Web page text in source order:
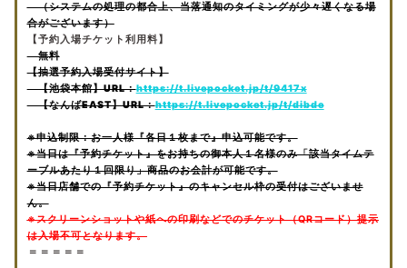
（システムの処理の都合上、当落通知のタイミングが少々遅くなる場
合がございます）
【予約入場チケット利用料】
無料
【抽選予約入場受付サイト】
【池袋本館】URL：https://t.livepocket.jp/t/9417x
【なんばEAST】URL：https://t.livepocket.jp/t/dibde
※申込制限：お一人様『各日１枚まで』申込可能です。
※当日は『予約チケット』をお持ちの御本人１名様のみ「該当タイムテ
ーブルあたり１回限り」商品のお会計が可能です。
※当日店舗での『予約チケット』のキャンセル枠の受付はございませ
ん。
※スクリーンショットや紙への印刷などでのチケット（QRコード）提示
は入場不可となります。
＝＝＝＝＝